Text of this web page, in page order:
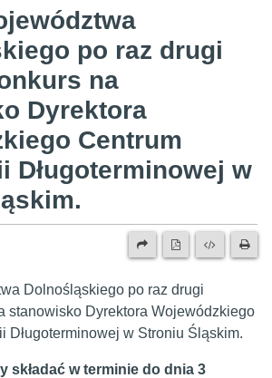
po raz drugi
na
Dyrektora
Centrum
Długoterminowej w
Dolnośląskiego po raz drugi
stanowisko Dyrektora Wojewódzkiego
Długoterminowej w Stroniu Śląskim.
składać w terminie do dnia 3